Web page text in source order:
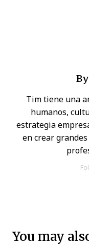
By
Tim tiene una
humanos,
estrategia
en crear
You may